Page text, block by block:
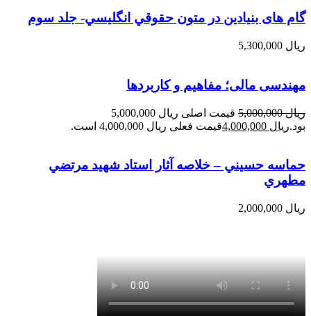
گام های بنیادین در متون حقوقي انگليسي- جلد سوم
ریال
مهندسی مالی؛ مفاهیم و کاربردها
ریال5,000,000
قیمت اصلی ریال 5,000,000
بود.ریال قیمت فعلی ریال 4,000,000 است.
حماسه حسيني – خلاصه آثار استاد شهيد مرتضي
مطهري
ریال